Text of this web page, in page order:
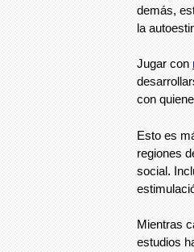
demás,
la
Jugar con
con
Esto es
regiones
social.
Mientras
estudios